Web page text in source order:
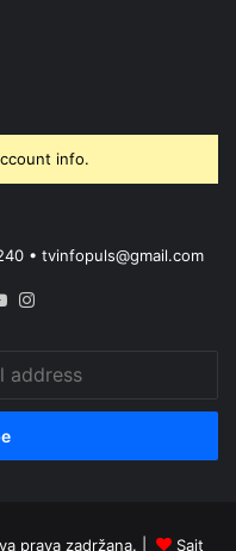
info.
• tvinfopuls@gmail.com
YouTube
prava zadržana. | Sajt